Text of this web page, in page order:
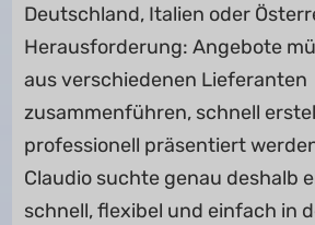
Deutschland, Italien oder
Herausforderung: Angebote
aus verschiedenen Lieferanten
zusammenführen, schnell
professionell präsentiert
Claudio suchte genau deshalb
schnell, flexibel und einfach in